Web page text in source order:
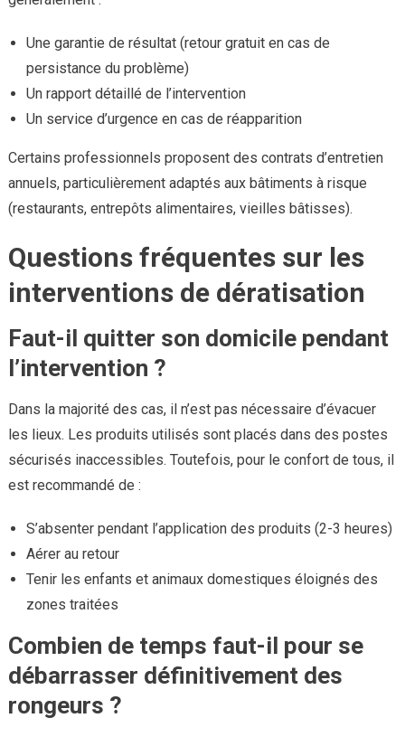
Une garantie de résultat (retour gratuit en cas de
persistance du problème)
Un rapport détaillé de l’intervention
Un service d’urgence en cas de réapparition
Certains professionnels proposent des contrats d’entretien
annuels, particulièrement adaptés aux bâtiments à risque
(restaurants, entrepôts alimentaires, vieilles bâtisses).
Questions fréquentes sur les
interventions de dératisation
Faut-il quitter son domicile pendant
l’intervention ?
Dans la majorité des cas, il n’est pas nécessaire d’évacuer
les lieux. Les produits utilisés sont placés dans des postes
sécurisés inaccessibles. Toutefois, pour le confort de tous, il
est recommandé de :
S’absenter pendant l’application des produits (2-3 heures)
Aérer au retour
Tenir les enfants et animaux domestiques éloignés des
zones traitées
Combien de temps faut-il pour se
débarrasser définitivement des
rongeurs ?